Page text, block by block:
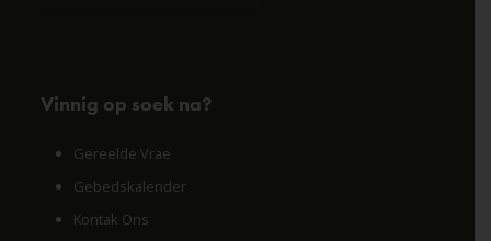
Vinnig op soek na?
Gereelde Vrae
Gebedskalender
Kontak Ons